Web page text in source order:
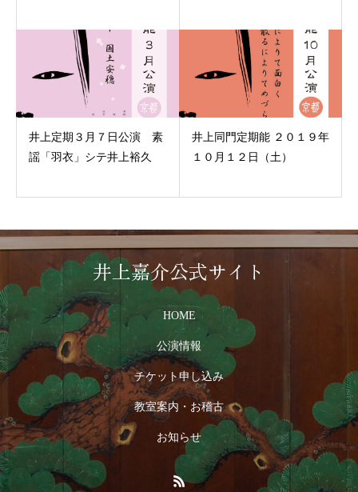
井上定期３月７日公演 素
謡「羽衣」シテ井上裕久
井上同門定期能 ２０１９年
１０月１２日（土）
井上嘉介公式サイト
HOME
公演情報
チケット申し込み
教室案内・お稽古
お知らせ